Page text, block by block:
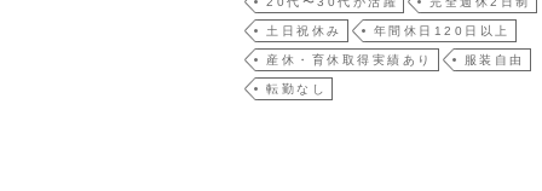
土日祝休み 年間休日120日以上
産休・育休取得実績あり 服装自由
転勤なし